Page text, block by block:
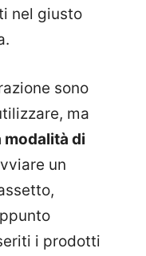
nel giusto
sono
ma
modalità di
un
i prodotti